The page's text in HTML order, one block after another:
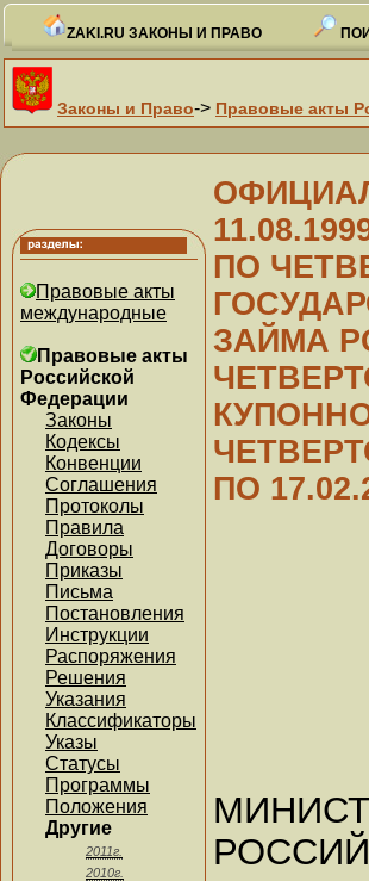
ZAKI.RU ЗАКОНЫ И ПРАВО
Законы и Право-> Правовые акты
Правовые акты
международные
Правовые акты
Российской
Федерации
Законы
Кодексы
Конвенции
Соглашения
Протоколы
Правила
Договоры
Приказы
Письма
Постановления
Инструкции
Распоряжения
Решения
Указания
Классификаторы
Указы
Статусы
Программы
Положения
Другие
2011г.
2010г.
ПО
ЗАЙМА
ПО